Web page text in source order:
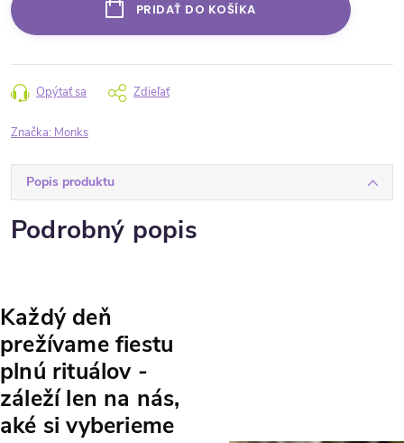
PRIDAŤ DO KOŠÍKA
Opýtať sa Zdieľať
Značka: Monks
Popis produktu
Podrobný popis
Každý deň
prežívame fiestu
plnú rituálov -
záleží len na nás,
aké si vyberieme